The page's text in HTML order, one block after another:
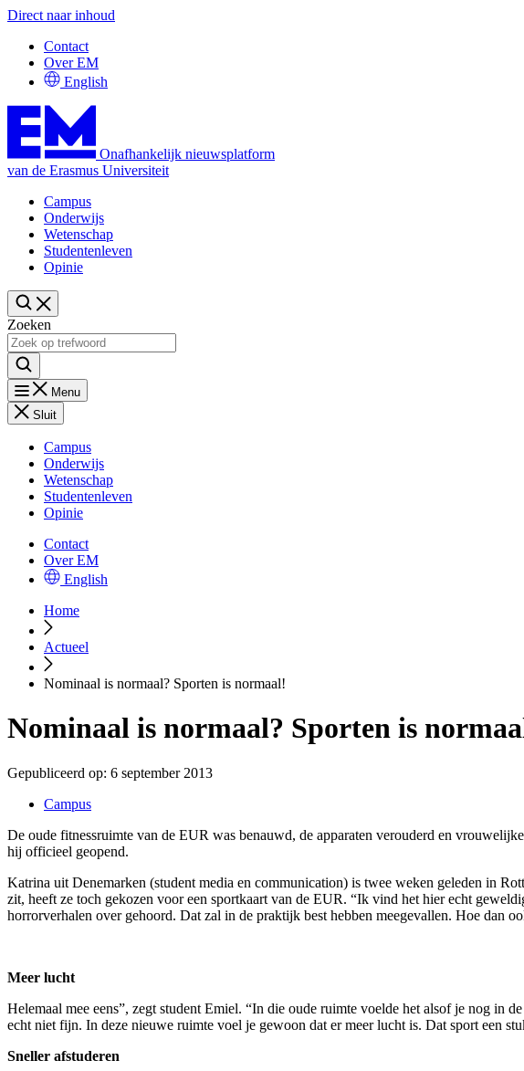
Direct naar inhoud
Contact
Over EM
English
Onafhankelijk nieuwsplatform
van de Erasmus Universiteit
Campus
Onderwijs
Wetenschap
Studentenleven
Opinie
Zoeken
Menu
Sluit
Campus
Onderwijs
Wetenschap
Studentenleven
Opinie
Contact
Over EM
English
Home
Actueel
Nominaal is normaal? Sporten is normaal!
Nominaal is normaal? Sporten is
Gepubliceerd op: 6 september 2013
Campus
De oude fitnessruimte van de EUR was benauwd, de apparaten verouderd en
hij officieel geopend.
Katrina uit Denemarken (student media en communication) is twee weken geleden in
zit, heeft ze toch gekozen voor een sportkaart van de EUR. “Ik vind het hier echt
horrorverhalen over gehoord. Dat zal in de praktijk best hebben meegevallen. Hoe dan
Meer lucht
Helemaal mee eens”, zegt student Emiel. “In die oude ruimte voelde het alsof je nog in
echt niet fijn. In deze nieuwe ruimte voel je gewoon dat er meer lucht is. Dat sport een
Sneller afstuderen